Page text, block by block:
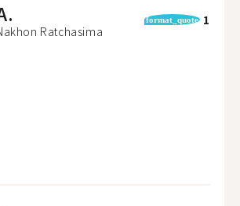
Ratchasima
format_quote 1